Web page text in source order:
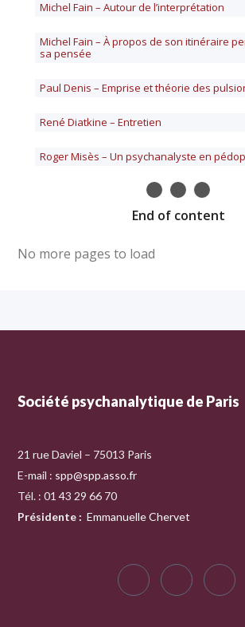
Michel Fain – Autour de l’interprétation
Michel Fain – À propos de son itinéraire
sa pensée
Paul Denis – Emprise et théorie des
René Diatkine – Entretien
Roger Misès – Un psychanalyste en
End of content
No more pages to load
Société psychanalytique de Paris
21 rue Daviel – 75013 Paris
E-mail : spp@spp.asso.fr
Tél. : 01 43 29 66 70
Présidente : Emmanuelle Chervet